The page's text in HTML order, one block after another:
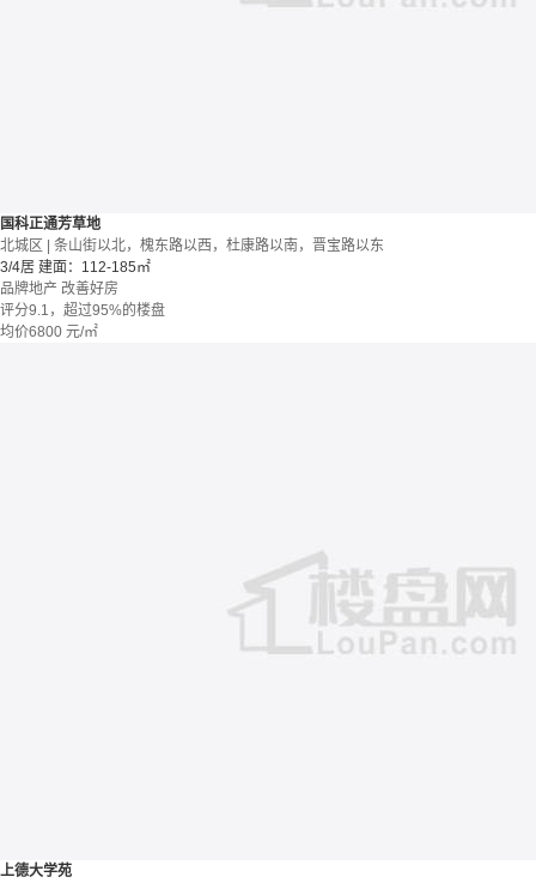
国科正通芳草地
北城区 | 条山街以北，槐东路以西，杜康路以南，晋宝路以东
3/4居 建面：112-185㎡
品牌地产 改善好房
评分9.1，超过95%的楼盘
均价6800 元/㎡
上德大学苑